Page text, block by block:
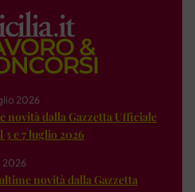
2026
novità dalla Gazzetta Ufficiale
e 7 luglio 2026
2026
novità dalla Gazzetta